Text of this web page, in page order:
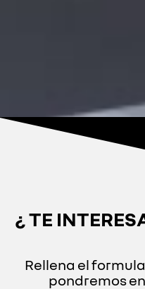
¿ TE
Rellena el
pondremos